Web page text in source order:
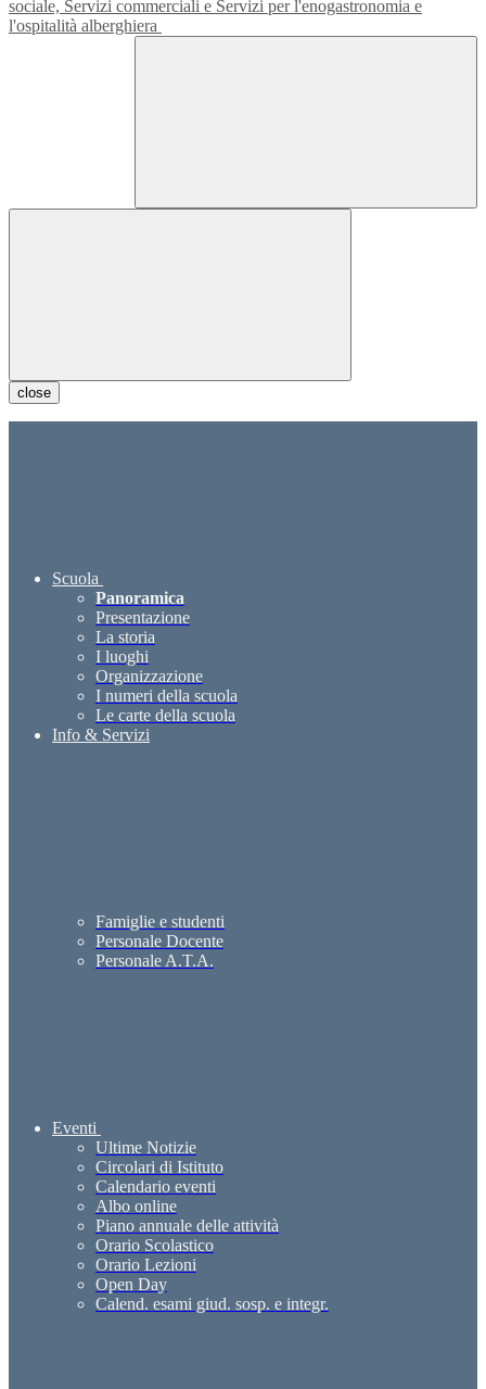
sociale, Servizi commerciali e Servizi per l'enogastronomia e
l'ospitalità alberghiera
close
Scuola
Panoramica
Presentazione
La storia
I luoghi
Organizzazione
I numeri della scuola
Le carte della scuola
Info & Servizi
Famiglie e studenti
Personale Docente
Personale A.T.A.
Eventi
Ultime Notizie
Circolari di Istituto
Calendario eventi
Albo online
Piano annuale delle attività
Orario Scolastico
Orario Lezioni
Open Day
Calend. esami giud. sosp. e integr.